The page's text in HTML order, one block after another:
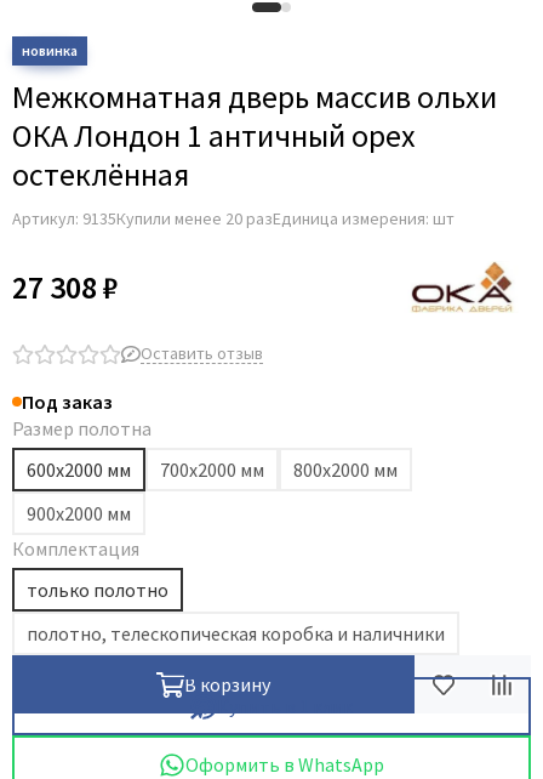
Alvero
Archie
Armadillo
Aurum Doors
Belwooddoors
Bravo
Bussare
Comit
Covali
Dircode
Eclisse
El Porta
Fantom
Fimet
Fratelli Cattini
Fuaro
Griffwerk
Межкомнатная дверь массив ольхи
ОКА Лондон 1 античный орех
остеклённая
Артикул: 9135Купили менее 20 разЕдиница измерения: шт
27 308 ₽
Оставить отзыв
Под заказ
Размер полотна
600х2000 мм
700х2000 мм
800х2000 мм
900х2000 мм
Комплектация
только полотно
полотно, телескопическая коробка и наличники
В корзину
Оформить в WhatsApp